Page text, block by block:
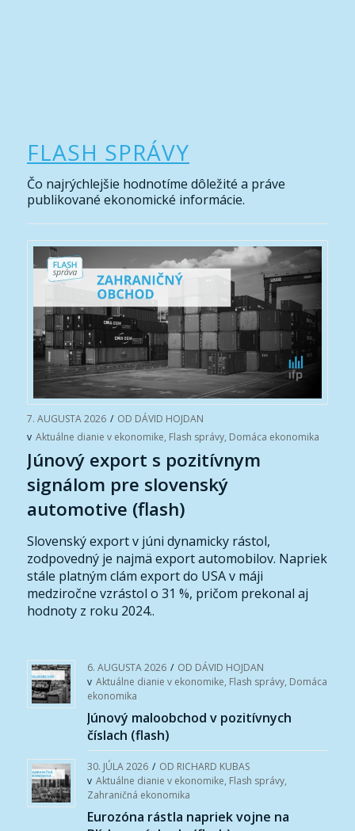
FLASH SPRÁVY
Čo najrýchlejšie hodnotíme dôležité a práve
publikované ekonomické informácie.
7. AUGUSTA 2026 / OD DÁVID HOJDAN
v Aktuálne dianie v ekonomike, Flash správy, Domáca ekonomika
Júnový export s pozitívnym
signálom pre slovenský
automotive (flash)
Slovenský export v júni dynamicky rástol,
zodpovedný je najmä export automobilov. Napriek
stále platným clám export do USA v máji
medziročne vzrástol o 31 %, pričom prekonal aj
hodnoty z roku 2024..
6. AUGUSTA 2026 / OD DÁVID HOJDAN
v Aktuálne dianie v ekonomike, Flash správy, Domáca
ekonomika
Júnový maloobchod v pozitívnych
číslach (flash)
30. JÚLA 2026 / OD RICHARD KUBAS
v Aktuálne dianie v ekonomike, Flash správy,
Zahraničná ekonomika
Eurozóna rástla napriek vojne na